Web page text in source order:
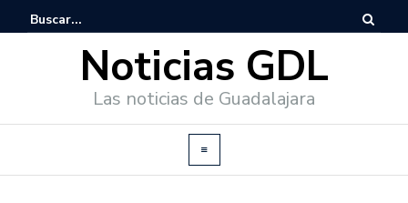
Noticias GDL
Las noticias de Guadalajara